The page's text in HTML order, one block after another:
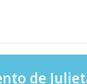
de